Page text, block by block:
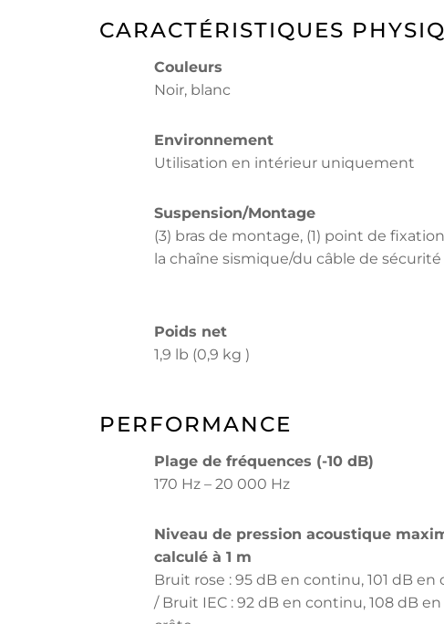
CARACTÉRISTIQUES
Couleurs
Noir, blanc
Environnement
Utilisation en intérieur uniquement
Suspension/Montage
(3) bras de montage, (1) point de
la chaîne sismique/du câble de sécurité
Poids net
1,9 lb (0,9 kg )
PERFORMANCE
Plage de fréquences (-10 dB)
170 Hz – 20 000 Hz
Niveau de pression acoustique
calculé à 1 m
Bruit rose : 95 dB en continu, 101 dB en
/ Bruit IEC : 92 dB en continu, 108 dB en